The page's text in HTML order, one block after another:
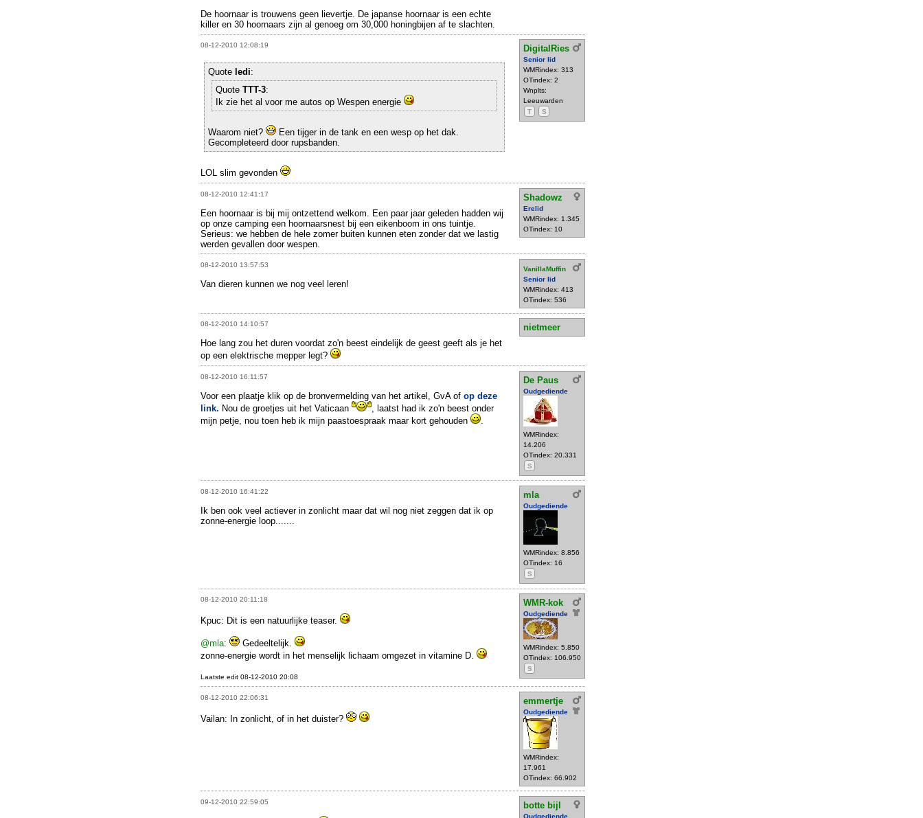
De hoornaar is trouwens geen lievertje. De japanse hoornaar is een echte
killer en 30 hoornaars zijn al genoeg om 30,000 honingbijen af te slachten.
08-12-2010 12:08:19 DigitalRies
Senior lid
WMRindex: 313
OTindex: 2
Wnplts:
Leeuwarden
T
S
Quote ledi:
Quote TTT-3:
Ik zie het al voor me autos op Wespen energie
Waarom niet?
Een tijger in de tank en een wesp op het dak.
Gecompleteerd door rupsbanden.
LOL slim gevonden
08-12-2010 12:41:17 Shadowz
Erelid
WMRindex: 1.345
OTindex: 10
Een hoornaar is bij mij ontzettend welkom. Een paar jaar geleden hadden wij
op onze camping een hoornaarsnest bij een eikenboom in ons tuintje.
Serieus: we hebben de hele zomer buiten kunnen eten zonder dat we lastig
werden gevallen door wespen.
08-12-2010 13:57:53
VanillaMuffin
Senior lid
WMRindex: 413
OTindex: 536
Van dieren kunnen we nog veel leren!
08-12-2010 14:10:57
nietmeer
Hoe lang zou het duren voordat zo'n beest eindelijk de geest geeft als je het
op een elektrische mepper legt?
08-12-2010 16:11:57 De Paus
Oudgediende
WMRindex:
14.206
OTindex: 20.331
S
Voor een plaatje klik op de bronvermelding van het artikel, GvA of op deze
link. Nou de groetjes uit het Vaticaan
, laatst had ik zo'n beest onder
mijn petje, nou toen heb ik mijn paastoespraak maar kort gehouden
08-12-2010 16:41:22 mla
Oudgediende
WMRindex: 8.856
OTindex: 16
S
Ik ben ook veel actiever in zonlicht maar dat wil nog niet zeggen dat ik op
zonne-energie loop.......
08-12-2010 20:11:18 WMR-kok
Oudgediende
WMRindex: 5.850
OTindex: 106.950
S
Kpuc: Dit is een natuurlijke teaser.
@mla:
Gedeeltelijk.
zonne-energie wordt in het menselijk lichaam omgezet in vitamine D.
Laatste edit 08-12-2010 20:08
08-12-2010 22:06:31 emmertje
Oudgediende
WMRindex:
17.961
OTindex: 66.902
Vailan: In zonlicht, of in het duister?
09-12-2010 22:59:05 botte bijl
Oudgediende